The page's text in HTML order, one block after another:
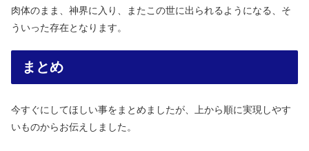
肉体のまま、神界に入り、またこの世に出られるようになる、そ
ういった存在となります。
まとめ
今すぐにしてほしい事をまとめましたが、上から順に実現しやす
いものからお伝えしました。